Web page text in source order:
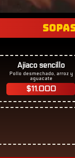
Ajiaco sencillo
Pollo desmechado, arroz y
aguacate
$11.000